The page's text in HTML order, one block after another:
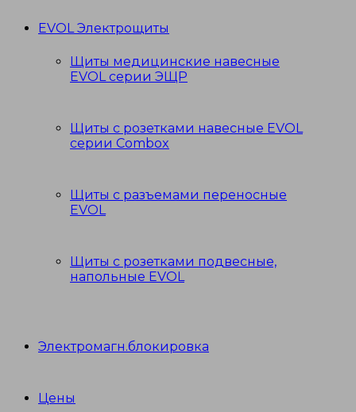
EVOL Электрощиты
Щиты медицинские навесные
EVOL серии ЭЩР
Щиты с розетками навесные EVOL
серии Combox
Щиты с разъемами переносные
EVOL
Щиты с розетками подвесные,
напольные EVOL
Электромагн.блокировка
Цены